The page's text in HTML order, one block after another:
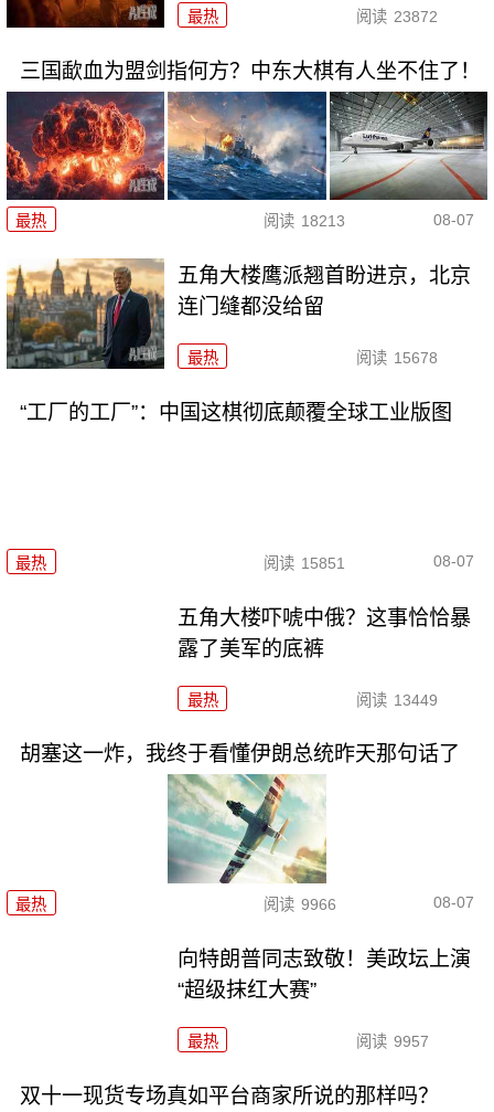
最热 阅读 23872
三国歃血为盟剑指何方？中东大棋有人坐不住了！
最热 阅读 18213 08-07
五角大楼鹰派翘首盼进京，北京
连门缝都没给留
最热 阅读 15678
“工厂的工厂”：中国这棋彻底颠覆全球工业版图
最热 阅读 15851 08-07
五角大楼吓唬中俄？这事恰恰暴
露了美军的底裤
最热 阅读 13449
胡塞这一炸，我终于看懂伊朗总统昨天那句话了
最热 阅读 9966 08-07
向特朗普同志致敬！美政坛上演
“超级抹红大赛”
最热 阅读 9957
双十一现货专场真如平台商家所说的那样吗？